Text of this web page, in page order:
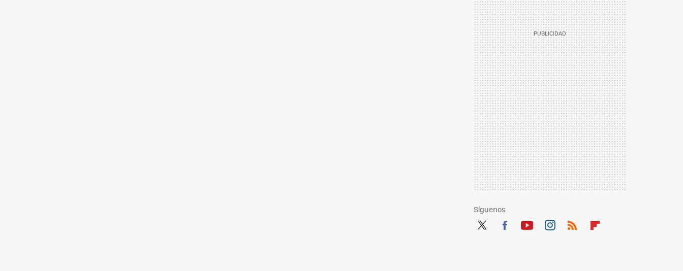
Síguenos